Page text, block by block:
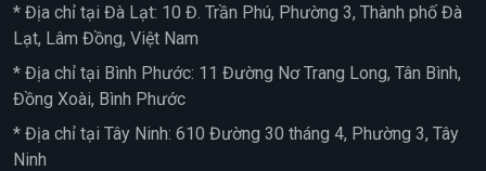
* Địa chỉ tại Đà Lạt: 10 Đ. Trần Phú, Phường 3, Thành phố Đà
Lạt, Lâm Đồng, Việt Nam
* Địa chỉ tại Bình Phước: 11 Đường Nơ Trang Long, Tân Bình,
Đồng Xoài, Bình Phước
* Địa chỉ tại Tây Ninh: 610 Đường 30 tháng 4, Phường 3, Tây
Ninh